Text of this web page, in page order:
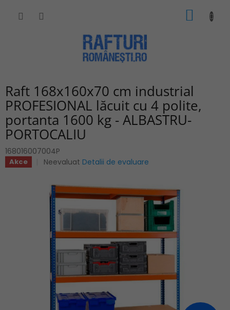
COŞ
Raft 168x160x70 cm industrial
PROFESIONAL lăcuit cu 4 polite,
portanta 1600 kg - ALBASTRU-
PORTOCALIU
168016007004P
Akce
Evaluarea
produsului
este
0,0
din
stele.
Neevaluat Detalii de evaluare